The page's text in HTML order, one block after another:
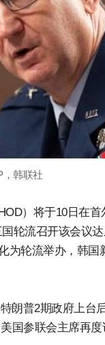
，韩联社
）将于10日在
轮流召开该会议
为轮流举办，韩
朗普2期政府上台
国参联会主席再